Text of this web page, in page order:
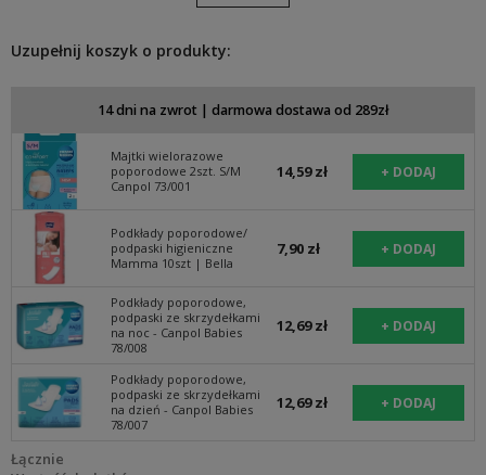
Uzupełnij koszyk o produkty:
14 dni na zwrot | darmowa dostawa od 289zł
Majtki wielorazowe
poporodowe 2szt. S/M
Canpol 73/001
14,59 zł
Podkłady poporodowe/
podpaski higieniczne
Mamma 10szt | Bella
7,90 zł
Podkłady poporodowe,
podpaski ze skrzydełkami
na noc - Canpol Babies
78/008
12,69 zł
Podkłady poporodowe,
podpaski ze skrzydełkami
na dzień - Canpol Babies
78/007
12,69 zł
Łącznie